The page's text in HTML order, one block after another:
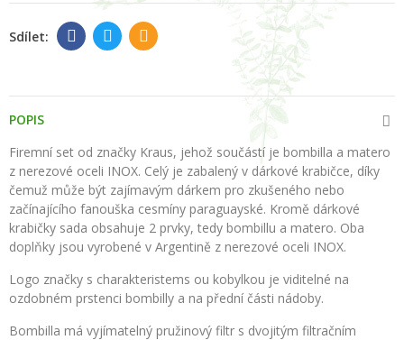
POPIS
Firemní set od značky Kraus, jehož součástí je bombilla a matero
z nerezové oceli INOX. Celý je zabalený v dárkové krabičce, díky
čemuž může být zajímavým dárkem pro zkušeného nebo
začínajícího fanouška cesmíny paraguayské. Kromě dárkové
krabičky sada obsahuje 2 prvky, tedy bombillu a matero. Oba
doplňky jsou vyrobené v Argentině z nerezové oceli INOX.
Logo značky s charakteristems ou kobylkou je viditelné na
ozdobném prstenci bombilly a na přední části nádoby.
Bombilla má vyjímatelný pružinový filtr s dvojitým filtračním